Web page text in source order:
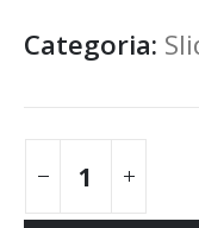
Categoria: